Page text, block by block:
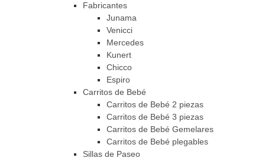
Fabricantes
Junama
Venicci
Mercedes
Kunert
Chicco
Espiro
Carritos de Bebé
Carritos de Bebé 2 piezas
Carritos de Bebé 3 piezas
Carritos de Bebé Gemelares
Carritos de Bebé plegables
Sillas de Paseo